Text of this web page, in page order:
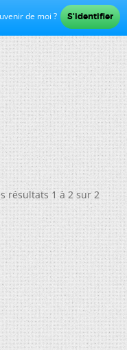
de moi ?
résultats 1 à 2 sur 2